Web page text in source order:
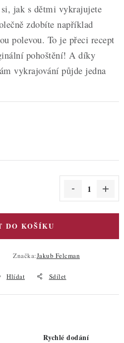
si, jak s dětmi vykrajujete
zdobíte například
polevou. To je přeci recept
pohoštění! A díky
vykrajování půjde jedna
DO KOŠÍKU
Značka:Jakub Felcman
Hlídat Sdílet
Rychlé dodání